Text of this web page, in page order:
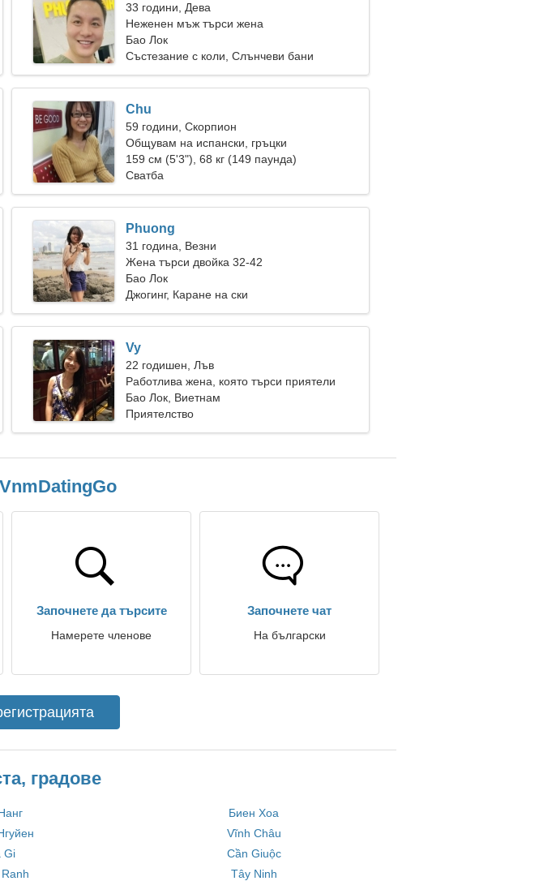
33 години, Дева
Неженен мъж търси жена
Бао Лок
Състезание с коли, Слънчеви бани
Chu
59 години, Скорпион
Общувам на испански, гръцки
159 см (5'3"), 68 кг (149 паунда)
Сватба
Phuong
31 година, Везни
Жена търси двойка 32-42
Бао Лок
Джогинг, Каране на ски
Vy
22 годишен, Лъв
Работлива жена, която търси приятели
Бао Лок, Виетнам
Приятелство
Започнете да търсите
Намерете членове
Започнете чат
На български
градове
Биен Хоа
Vĩnh Châu
Gi
Cần Giuộc
Tây Ninh